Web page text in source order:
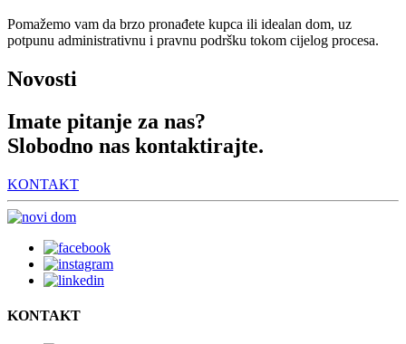
Pomažemo vam da brzo pronađete kupca ili idealan dom, uz
potpunu administrativnu i pravnu podršku tokom cijelog procesa.
Novosti
Imate pitanje za nas?
Slobodno nas kontaktirajte.
KONTAKT
KONTAKT